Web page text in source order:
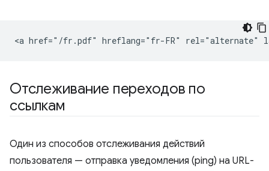
Отслеживание переходов по
ссылкам
Один из способов отслеживания действий
пользователя — отправка уведомления (ping) на URL-